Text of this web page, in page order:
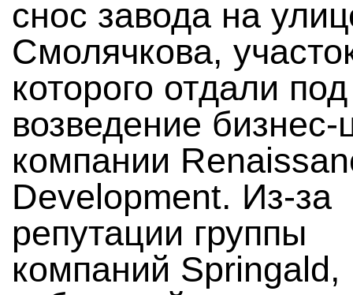
снос завода на
Смолячкова,
которого отдали под
возведение бизнес-
компании
Development. Из-за
репутации группы
компаний Springald,